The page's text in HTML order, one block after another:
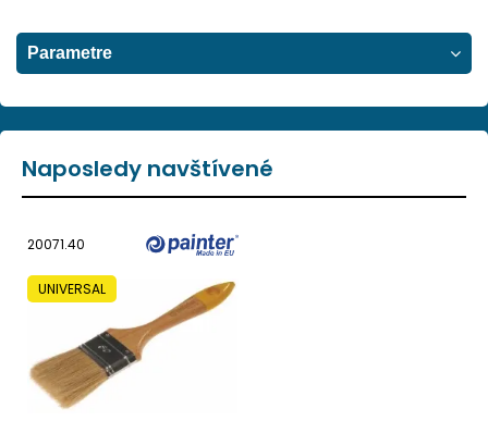
Parametre
Naposledy navštívené
20071.40
UNIVERSAL